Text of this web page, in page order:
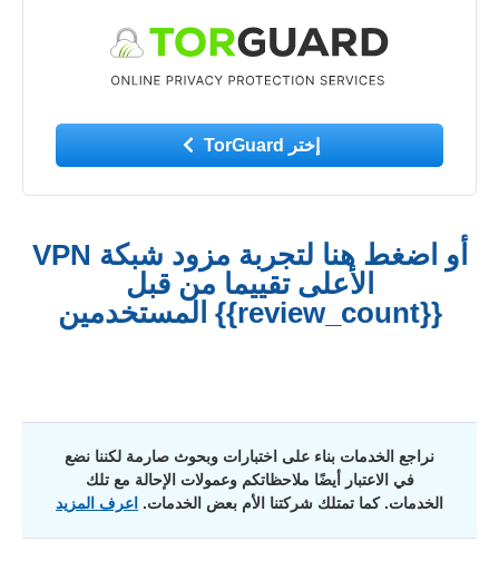
إختر TorGuard
أو اضغط هنا لتجربة مزود شبكة VPN
الأعلى تقييما من قبل
{{review_count}} المستخدمين
نراجع الخدمات بناء على اختبارات وبحوث صارمة لكننا نضع
في الاعتبار أيضًا ملاحظاتكم وعمولات الإحالة مع تلك
الخدمات. كما تمتلك شركتنا الأم بعض الخدمات. اعرف المزيد